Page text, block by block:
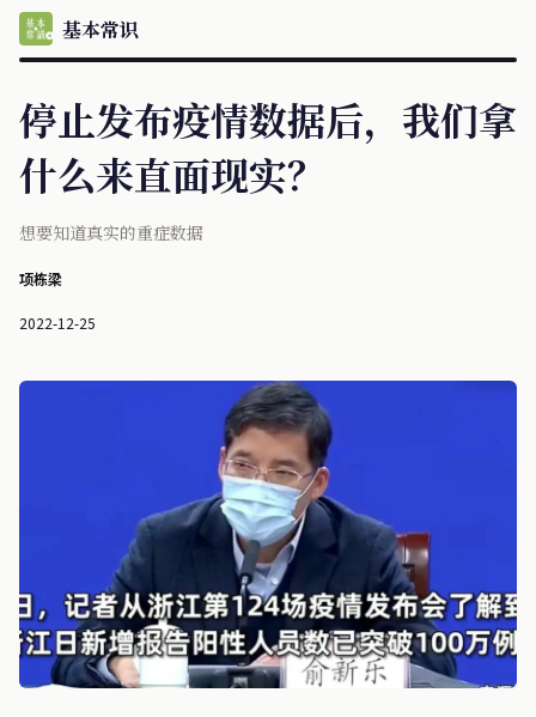
基本常识
停止发布疫情数据后，我们拿
什么来直面现实？
想要知道真实的重症数据
项栋梁
2022-12-25